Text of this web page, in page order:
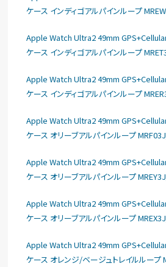
ケース インディゴアルパインループ
Apple Watch Ultra2 49mm
ケース インディゴアルパインループ
Apple Watch Ultra2 49mm
ケース インディゴアルパインループ
Apple Watch Ultra2 49mm
ケース オリーブアルパインループ
Apple Watch Ultra2 49mm
ケース オリーブアルパインループ
Apple Watch Ultra2 49mm
ケース オリーブアルパインループ
Apple Watch Ultra2 49mm
ケース オレンジ/ベージュトレイルループ